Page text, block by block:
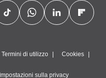
Termini di utilizzo Cookies
Impostazioni sulla privacy